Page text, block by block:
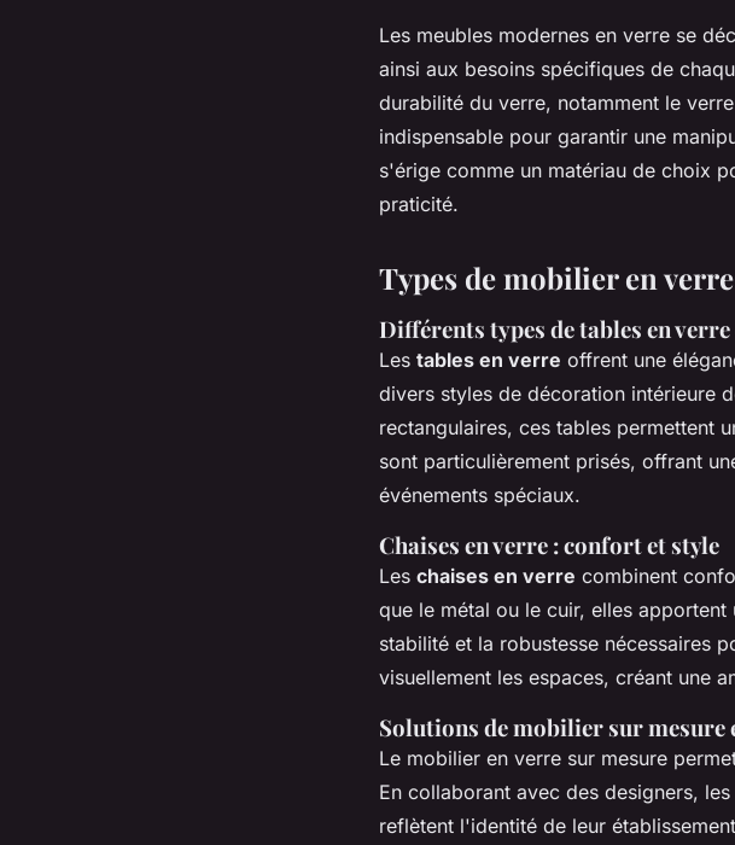
Les meubles modernes en verre se
ainsi aux besoins spécifiques de
durabilité du verre, notamment le
indispensable pour garantir une
s'érige comme un matériau de choix
praticité.
Types de mobilier en
Différents types de tables en
Les tables en verre offrent une
divers styles de décoration intérieure
rectangulaires, ces tables permettent
sont particulièrement prisés, offrant
événements spéciaux.
Chaises en verre : confort et style
Les chaises en verre combinent
que le métal ou le cuir, elles
stabilité et la robustesse nécessaires
visuellement les espaces, créant une
Solutions de mobilier sur mesure
Le mobilier en verre sur mesure
En collaborant avec des designers,
reflètent l'identité de leur